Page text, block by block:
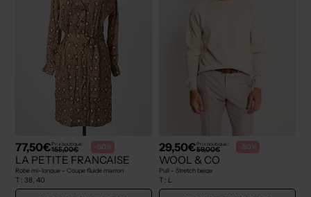
77,50€Prix boutique :
155,00€ -50%
LA PETITE FRANCAISE
Robe mi-longue - Coupe fluide marron
T : 38, 40
29,50€Prix boutique :
59,00€ -50%
WOOL & CO
Pull - Stretch beige
T : L